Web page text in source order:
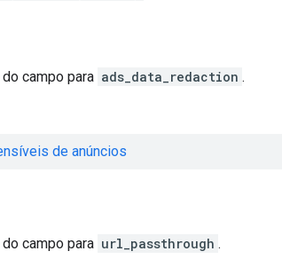
campo para ads_data_redaction .
de anúncios
campo para url_passthrough .